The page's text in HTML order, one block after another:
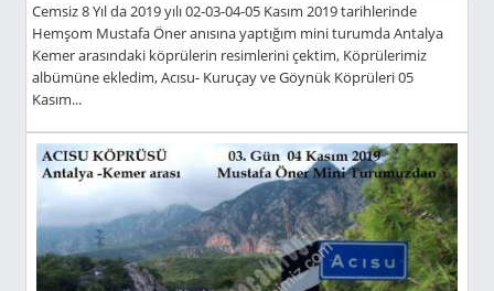
Cemsiz 8 Yıl da 2019 yılı 02-03-04-05 Kasım 2019 tarihlerinde
Hemşom Mustafa Öner anısına yaptığım mini turumda Antalya
Kemer arasındaki köprülerin resimlerini çektim, Köprülerimiz
albümüne ekledim, Acısu- Kuruçay ve Göynük Köprüleri 05
Kasım...